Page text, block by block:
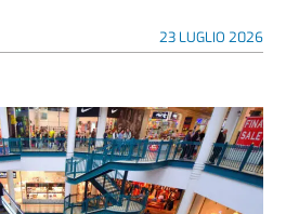
23 LUGLIO 2026